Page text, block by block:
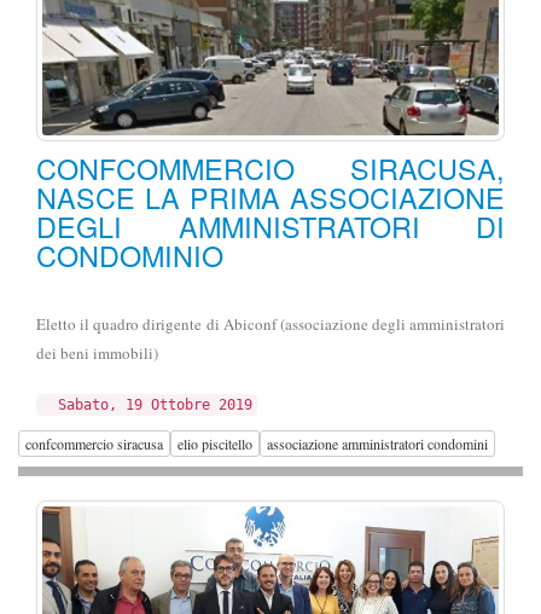
CONFCOMMERCIO SIRACUSA,
NASCE LA PRIMA ASSOCIAZIONE
DEGLI AMMINISTRATORI DI
CONDOMINIO
Eletto il quadro dirigente di Abiconf (associazione degli amministratori
dei beni immobili)
Sabato, 19 Ottobre 2019
confcommercio siracusa elio piscitello associazione amministratori condomini